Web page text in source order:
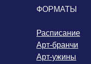
ФОРМАТЫ
Расписание
Арт-бранчи
Арт-ужины